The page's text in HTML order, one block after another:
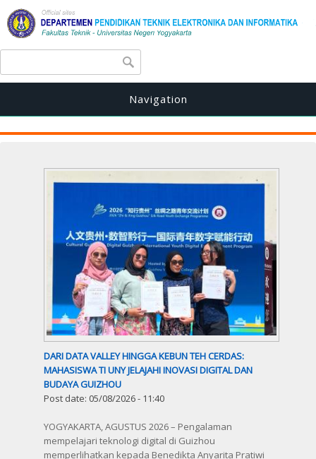
Search form
Navigation
DARI DATA VALLEY HINGGA KEBUN TEH CERDAS:
MAHASISWA TI UNY JELAJAHI INOVASI DIGITAL DAN
BUDAYA GUIZHOU
Post date: 05/08/2026 - 11:40
YOGYAKARTA, AGUSTUS 2026 – Pengalaman
mempelajari teknologi digital di Guizhou
memperlihatkan kepada Benedikta Anyarita Pratiwi